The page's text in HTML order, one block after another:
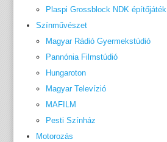
Plaspi Grossblock NDK építőjáték
Színművészet
Magyar Rádió Gyermekstúdió
Pannónia Filmstúdió
Hungaroton
Magyar Televízió
MAFILM
Pesti Színház
Motorozás